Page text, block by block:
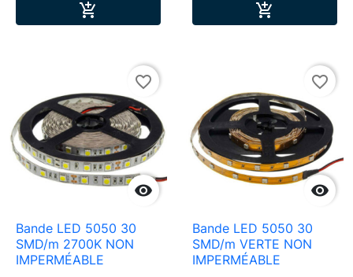
 

favorite_border
Bande LED 5050 30
SMD/m 2700K NON
IMPERMÉABLE

favorite_border
Bande LED 5050 30
SMD/m VERTE NON
IMPERMÉABLE